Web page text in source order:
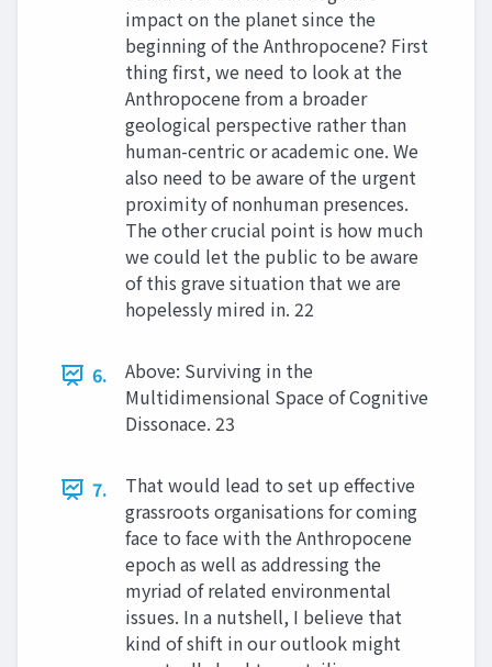
impact on the planet since the
beginning of the Anthropocene? First
thing first, we need to look at the
Anthropocene from a broader
geological perspective rather than
human-centric or academic one. We
also need to be aware of the urgent
proximity of nonhuman presences.
The other crucial point is how much
we could let the public to be aware
of this grave situation that we are
hopelessly mired in. 22
6.
Above: Surviving in the
Multidimensional Space of Cognitive
Dissonace. 23
7.
That would lead to set up effective
grassroots organisations for coming
face to face with the Anthropocene
epoch as well as addressing the
myriad of related environmental
issues. In a nutshell, I believe that
kind of shift in our outlook might